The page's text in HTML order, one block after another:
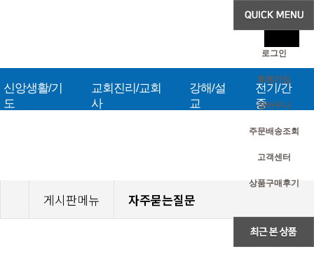
로그인
회원가입
장바구니
주문배송조회
고객센터
상품구매후기
신앙생활/기
도
교회진리/교회
사
강해/설
교
전기/간
증
게시판메뉴 자주묻는질문